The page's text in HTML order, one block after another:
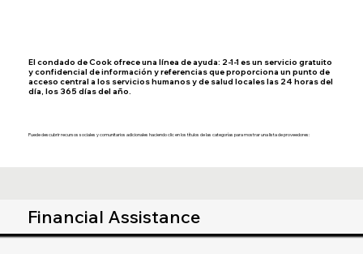
El condado de Cook ofrece una línea de ayuda: 2-1-1 es un servicio gratuito
y confidencial de información y referencias que proporciona un punto de
acceso central a los servicios humanos y de salud locales las 24 horas del
día, los 365 días del año.
Puede descubrir recursos sociales y comunitarios adicionales haciendo clic en los títulos de las categorías para mostrar una lista de proveedores:
Financial Assistance